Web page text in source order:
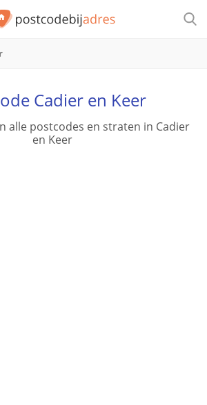
Cadier en Keer
alle postcodes en straten in Cadier
en Keer